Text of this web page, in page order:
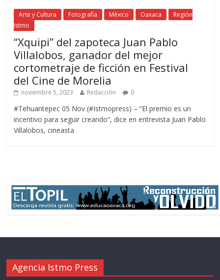
Arte y Cultura Fotografía México Oaxaca
Región
Istmo
“Xquipi” del zapoteca Juan Pablo
Villalobos, ganador del mejor
cortometraje de ficción en Festival
del Cine de Morelia
noviembre 5, 2023 Redacción 0
#Tehuantepec 05 Nov (#Istmopress) – “El premio es un
incentivo para seguir creando”, dice en entrevista Juan Pablo
Villalobos, cineasta
Agencia Istmo Press